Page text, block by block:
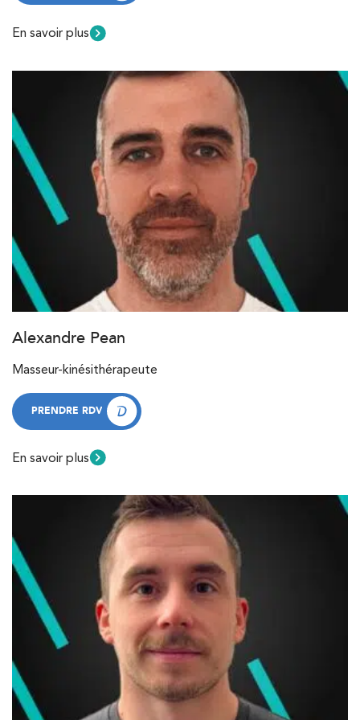
En savoir plus
Alexandre Pean
Masseur-kinésithérapeute
PRENDRE RDV
En savoir plus